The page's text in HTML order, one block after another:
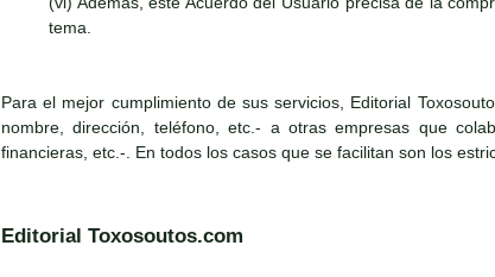
tema.
Para el mejor cumplimiento de sus servicios, Editorial
nombre, dirección, teléfono, etc.- a otras empresas que
financieras, etc.-. En todos los casos que se facilitan son los
Editorial Toxosoutos.com